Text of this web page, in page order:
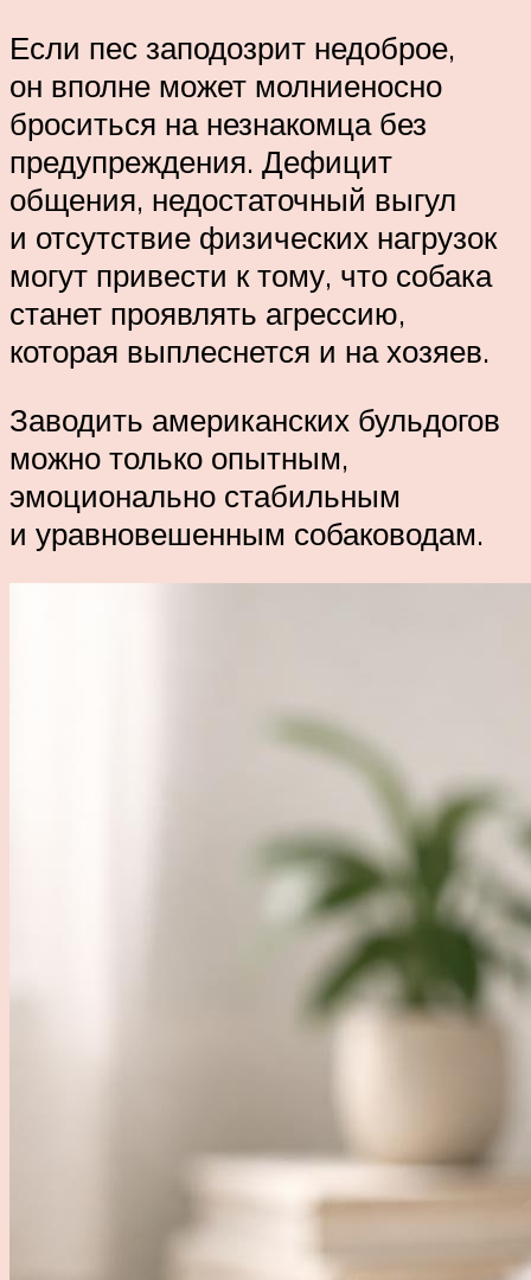
Если пес заподозрит недоброе,
он вполне может молниеносно
броситься на незнакомца без
предупреждения. Дефицит
общения, недостаточный выгул
и отсутствие физических нагрузок
могут привести к тому, что собака
станет проявлять агрессию,
которая выплеснется и на хозяев.
Заводить американских бульдогов
можно только опытным,
эмоционально стабильным
и уравновешенным собаководам.